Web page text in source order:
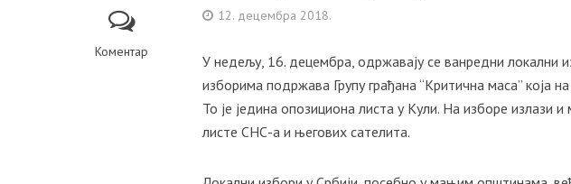
Коментар
12. децембра 2018.
У недељу, 16. децембра, одржавају се ванредни локални
изборима подржава Групу грађана “Критична маса” која
То је једина опозициона листа у Кули. На изборе излази
листе СНС-а и његових сателита.